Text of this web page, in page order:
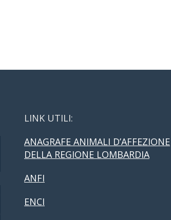
LINK UTILI:
ANAGRAFE ANIMALI D’AFFEZIONE
DELLA REGIONE LOMBARDIA
ANFI
ENCI